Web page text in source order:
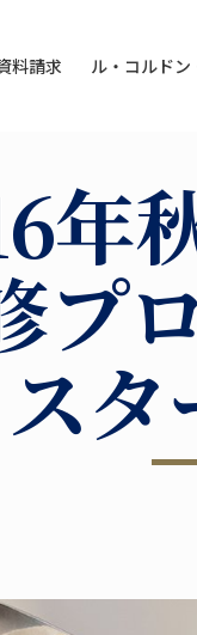
料請求 ル・コルド
年
プ
スタ